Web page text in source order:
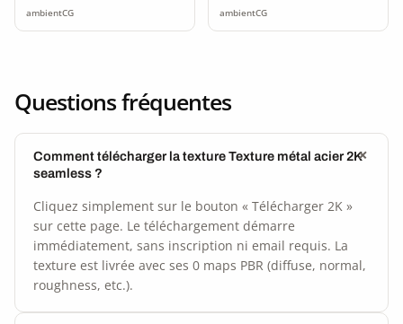
ambientCG ambientCG
Questions fréquentes
Comment télécharger la texture Texture métal acier 2K
seamless ?
Cliquez simplement sur le bouton « Télécharger 2K »
sur cette page. Le téléchargement démarre
immédiatement, sans inscription ni email requis. La
texture est livrée avec ses 0 maps PBR (diffuse, normal,
roughness, etc.).